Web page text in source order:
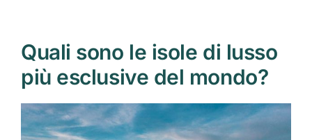
Quali sono le isole di lusso
più esclusive del mondo?
Ingrandisci
immagine